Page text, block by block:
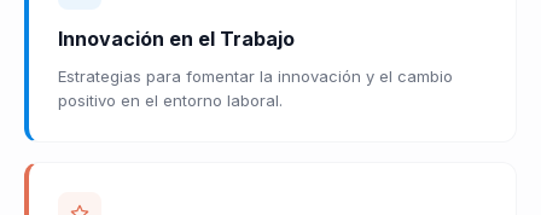
Innovación en el Trabajo
Estrategias para fomentar la innovación y el cambio
positivo en el entorno laboral.